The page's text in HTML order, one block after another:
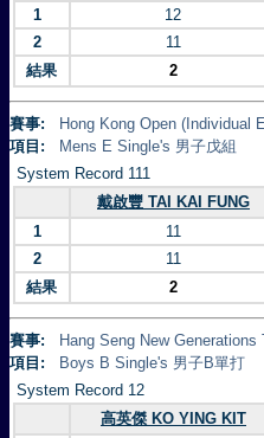
1
12
2
11
結果
2
賽事:
Hong Kong Open (Individual
項目:
Mens E Single's 男子戊組
System Record 111
戴啟豐 TAI KAI FUNG
1
11
2
11
結果
2
賽事:
Hang Seng New
項目:
Boys B Single's 男子B單打
System Record 12
高英傑 KO YING KIT